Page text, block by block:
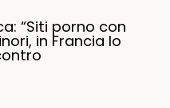
“Siti porno con
in Francia lo